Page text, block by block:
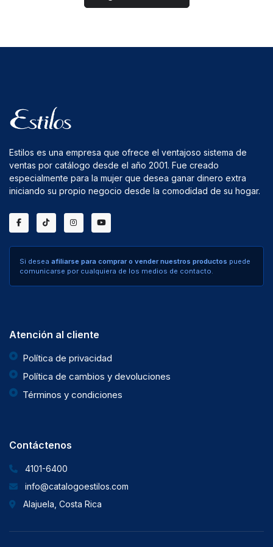
Estilos es una empresa que ofrece el ventajoso sistema de
ventas por catálogo desde el año 2001. Fue creado
especialmente para la mujer que desea ganar dinero extra
iniciando su propio negocio desde la comodidad de su hogar.
Si desea afiliarse para comprar o vender nuestros productos puede
comunicarse por cualquiera de los medios de contacto.
Atención al cliente
Política de privacidad
Política de cambios y devoluciones
Términos y condiciones
Contáctenos
4101-6400
info@catalogoestilos.com
Alajuela, Costa Rica